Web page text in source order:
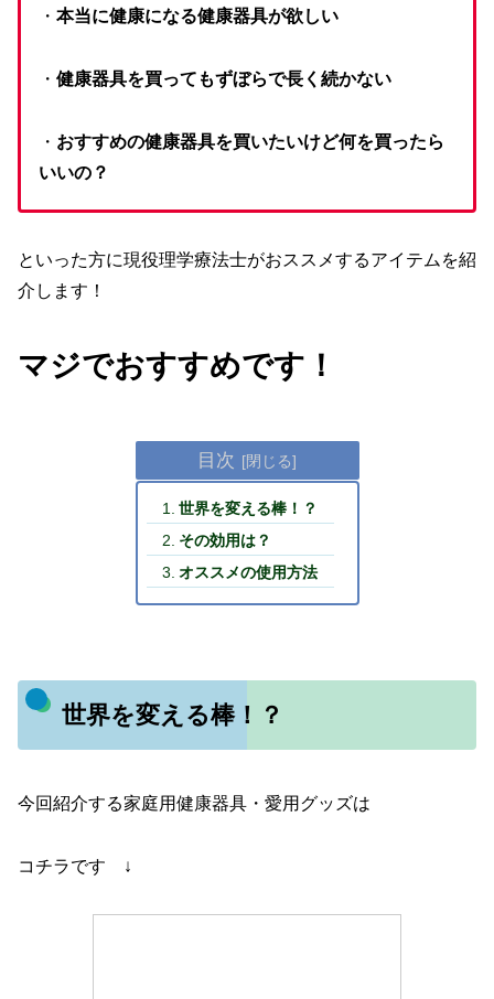
・ 本当に健康になる健康器具が欲しい
・ 健康器具を買ってもずぼらで長く続かない
・ おすすめの健康器具を買いたいけど何を買ったら
いいの？
といった方に現役理学療法士がおススメするアイテムを紹
介します！
マジでおすすめです！
目次
世界を変える棒！？
その効用は？
オススメの使用方法
世界を変える棒！？
今回紹介する家庭用健康器具・愛用グッズは
コチラです ↓